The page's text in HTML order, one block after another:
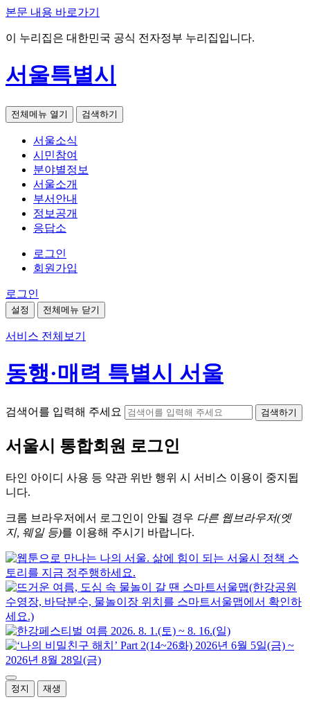
본문 내용 바로가기
이 누리집은 대한민국 공식 전자정부 누리집입니다.
서울특별시
전체메뉴 열기 검색하기
서울소식
시민참여
분야별정보
서울소개
부서안내
정보공개
응답소
로그인
회원가입
로그인
설정 전체메뉴 닫기
서비스 전체보기
동행·매력 특별시 서울
검색어를 입력해 주세요 검색하기
서울시 통합회원 로그인
타인 아이디 사용 등 약관 위반 행위 시 서비스 이용이 중지됩
니다.
크롬 브라우저에서 로그인이 안될 경우 다른 웹브라우저(엣
지, 웨일 등)를 이용해 주시기 바랍니다.
정지 재생